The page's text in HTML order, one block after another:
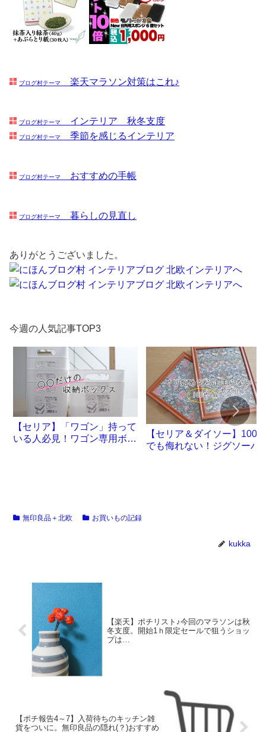
ブログ村テーマ 楽天マラソン対策はこれ♪
ブログ村テーマ インテリア 秋冬支度
ブログ村テーマ 季節を感じるインテリア
ブログ村テーマ おすすめの手帳
ブログ村テーマ 暮らしの見直し
ありがとうございました。
今週の人気記事TOP3
【セリア】「ワゴン」持って
いる人必見！ワゴン専用ボッ
【セリア＆ダイソー】100円
でも侮れない！ジグソーパ
無印良品＋北欧 お買いもの記録
kukka
【楽天】ポチリスト♪今回のマラソンは秋
冬支度。開始1ｈ限定セールで狙うショッ
プは…
【ポチ報告4～7】入荷待ちのキッチン雑
貨をついに。無印良品の隠れ(？)おすすめ